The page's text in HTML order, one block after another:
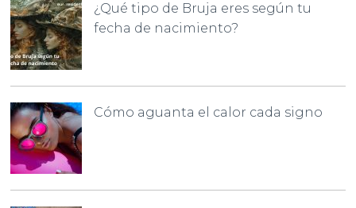
¿Qué tipo de Bruja eres según tu
fecha de nacimiento?
Cómo aguanta el calor cada signo